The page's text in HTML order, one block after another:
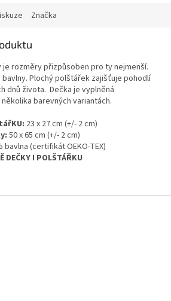
Značka
rozměry přizpůsoben pro ty nejmenší.
Plochý polštářek zajišťuje pohodlí
dnů života. Dečka je vyplněná
barevných variantách.
23 x 27 cm (+/- 2 cm)
50 x 65 cm (+/- 2 cm)
bavlna (certifikát OEKO-TEX)
DEČKY I POLŠTÁŘKU